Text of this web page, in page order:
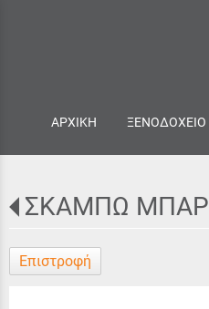
ΑΡΧΙΚΗ ΞΕΝΟΔΟΧΕΙΟ
ΣΚΑΜΠΩ ΜΠΑΡ
Επιστροφή